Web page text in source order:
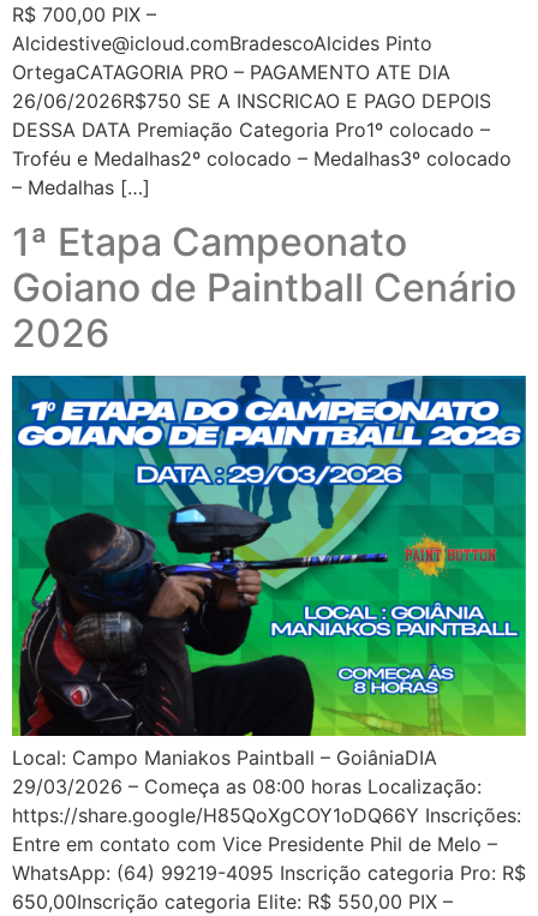
R$ 700,00 PIX –
Alcidestive@icloud.comBradescoAlcides Pinto
OrtegaCATAGORIA PRO – PAGAMENTO ATE DIA
26/06/2026R$750 SE A INSCRICAO E PAGO DEPOIS
DESSA DATA Premiação Categoria Pro1º colocado –
Troféu e Medalhas2º colocado – Medalhas3º colocado
– Medalhas […]
1ª Etapa Campeonato
Goiano de Paintball Cenário
2026
Local: Campo Maniakos Paintball – GoiâniaDIA
29/03/2026 – Começa as 08:00 horas Localização:
https://share.google/H85QoXgCOY1oDQ66Y Inscrições:
Entre em contato com Vice Presidente Phil de Melo –
WhatsApp: (64) 99219-4095 Inscrição categoria Pro: R$
650,00Inscrição categoria Elite: R$ 550,00 PIX –